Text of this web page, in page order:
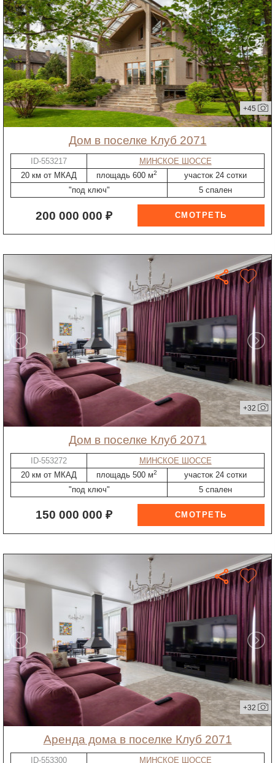
+45
дом в поселке Клуб 2071
ID-553217
МИНСКОЕ ШОССЕ
20 км от МКАД
площадь 600 м2
участок 24 сотки
"под ключ"
5 спален
200 000 000 ₽
+32
дом в поселке Клуб 2071
ID-553272
МИНСКОЕ ШОССЕ
20 км от МКАД
площадь 500 м2
участок 24 сотки
"под ключ"
5 спален
150 000 000 ₽
+32
Аренда дома в поселке Клуб 2071
ID-553300 МИНСКОЕ ШОССЕ